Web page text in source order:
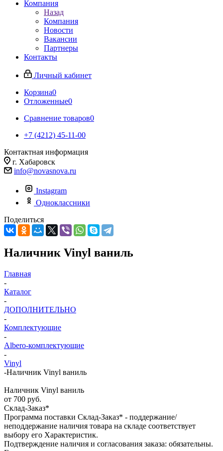
Компания
Назад
Компания
Новости
Вакансии
Партнеры
Контакты
Личный кабинет
Корзина0
Отложенные0
Сравнение товаров0
+7 (4212) 45-11-00
Контактная информация
г. Хабаровск
info@novasnova.ru
Instagram
Одноклассники
Поделиться
Наличник Vinyl ваниль
Главная
-
Каталог
-
ДОПОЛНИТЕЛЬНО
-
Комплектующие
-
Albero-комплектующие
-
Vinyl
-Наличник Vinyl ваниль
Наличник Vinyl ваниль
от 700 руб.
Склад-Заказ*
Программа поставки Склад-Заказ* - поддержание/
неподдержание наличия товара на складе соответствует
выбору его Характеристик.
Подтверждение наличия и согласования заказа: обязательны.